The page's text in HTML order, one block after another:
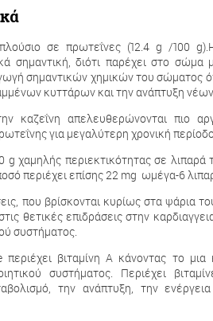
σε πρωτεΐνες (12.4 g /100
σημαντική, διότι παρέχει στο
σημαντικών χημικών του σώματος
κυττάρων και την ανάπτυξη
καζεΐνη απελευθερώνονται πιο
για μεγαλύτερη χρονική
χαμηλής περιεκτικότητας σε
περιέχει επίσης 22 mg ωμέγα-6
που βρίσκονται κυρίως στα ψάρια
θετικές επιδράσεις στην
συστήματος.
βιταμίνη Α κάνοντας το
συστήματος. Περιέχει
την ανάπτυξη, την